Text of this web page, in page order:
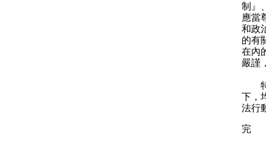
制』
應當
和政
的有
在內
嚴謹
特
下，
法行
完